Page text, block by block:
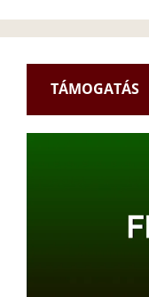
TÁMOGATÁS